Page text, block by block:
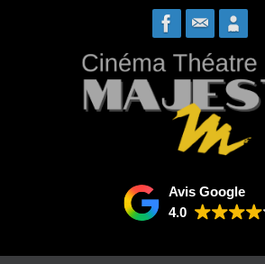
Avis Google
4.0